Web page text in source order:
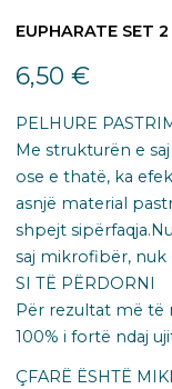
EUPHARATE SET
6,50 €
PELHURE
Me strukturën e
ose e thatë, ka
asnjë material
shpejt
saj mikrofibër, nuk
SI TË PËRDORNI
Për rezultat më të
100% i fortë ndaj
ÇFARË ËSHTË